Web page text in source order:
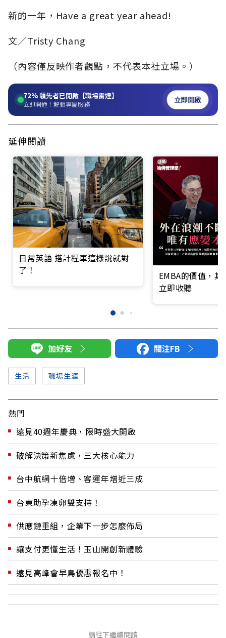
新的一年，Have a great year ahead!
文／Tristy Chang
（內容僅反映作者觀點，不代表本社立場。）
72%領先者已開啟【職場雷達】
立即開通！解鎖專屬服務 立即開啟
延伸閱讀
日常英語 搭計程車這樣說就對
了！
EMBA的價值，
立即收聽
加好友 關注FB
生活 職場生涯
熱門
遠見40週年慶典，限時盛大開啟
破解決策新焦慮，三大核心能力
台中航網十倍增、客運年增近三成
台東助孕凍卵雙支持！
供應鏈重組，企業下一步怎麼佈局
讓支付更懂生活！玉山開創新體驗
遠見高峰會早鳥優惠報名中！
請往下繼續閱讀